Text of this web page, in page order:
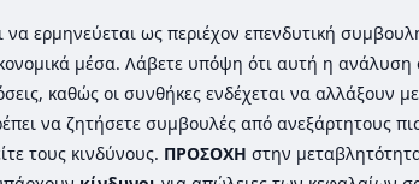
να ερμηνεύεται ως περιέχον επενδυτική
μέσα. Λάβετε υπόψη ότι αυτή η
καθώς οι συνθήκες ενδέχεται να αλλάξουν
να ζητήσετε συμβουλές από ανεξάρτητους
τους κινδύνους. ΠΡΟΣΟΧΗ στην